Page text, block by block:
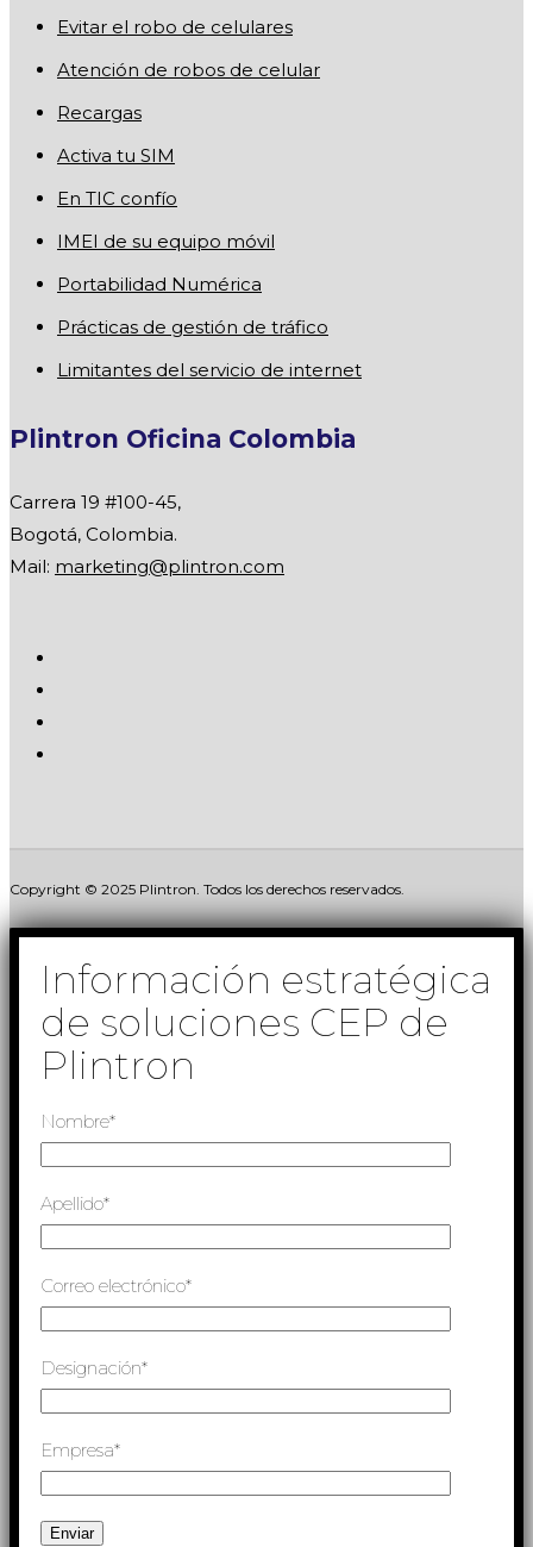
Evitar el robo de celulares
Atención de robos de celular
Recargas
Activa tu SIM
En TIC confío
IMEI de su equipo móvil
Portabilidad Numérica
Prácticas de gestión de tráfico
Limitantes del servicio de internet
Plintron Oficina Colombia
Carrera 19 #100-45,
Bogotá, Colombia.
Mail: marketing@plintron.com
Copyright © 2025 Plintron. Todos los derechos reservados.
Información estratégica
de soluciones CEP de
Plintron
Nombre*
Apellido*
Correo electrónico*
Designación*
Empresa*